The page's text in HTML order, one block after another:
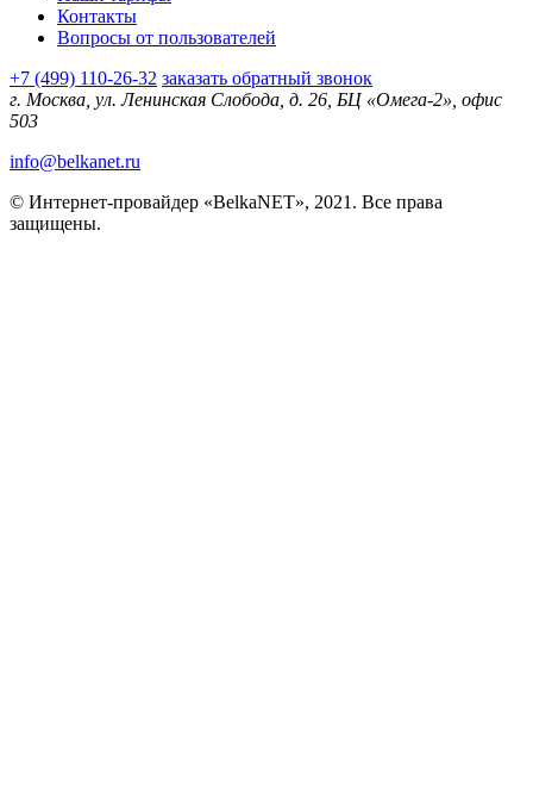
Контакты
Вопросы от пользователей
+7 (499) 110-26-32 заказать обратный звонок
г. Москва, ул. Ленинская Слобода, д. 26, БЦ «Омега-2», офис
503
info@belkanet.ru
© Интернет-провайдер «BelkaNET», 2021. Все права
защищены.